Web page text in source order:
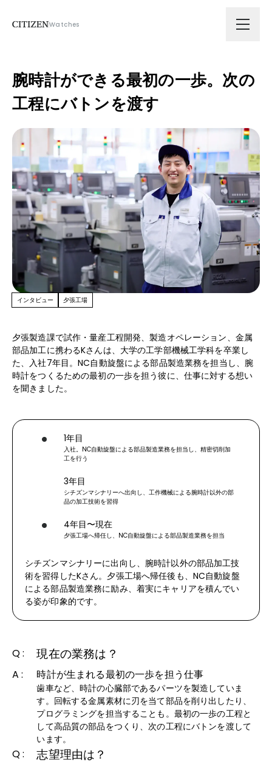
Watches
会社情報
技術ソリューション
拠点
サスティナビリティ
ニュース
採用
ヘルプ
腕時計ができる最初の一歩。次の
工程にバトンを渡す
インタビュー 夕張工場
夕張製造課で試作・量産工程開発、製造オペレーション、金属
部品加工に携わるKさんは、大学の工学部機械工学科を卒業し
た、入社7年目。NC自動旋盤による部品製造業務を担当し、腕
時計をつくるための最初の一歩を担う彼に、仕事に対する想い
を聞きました。
1年目
入社。NC自動旋盤による部品製造業務を担当し、精密切削加
工を行う
3年目
シチズンマシナリーへ出向し、工作機械による腕時計以外の部
品の加工技術を習得
4年目〜現在
夕張工場へ帰任し、NC自動旋盤による部品製造業務を担当
シチズンマシナリーに出向し、腕時計以外の部品加工技
術を習得したKさん。夕張工場へ帰任後も、NC自動旋盤
による部品製造業務に励み、着実にキャリアを積んでい
る姿が印象的です。
Q : 現在の業務は？
A : 時計が生まれる最初の一歩を担う仕事
歯車など、時計の心臓部であるパーツを製造していま
す。回転する金属素材に刃を当て部品を削り出したり、
プログラミングを担当することも。最初の一歩の工程と
して高品質の部品をつくり、次の工程にバトンを渡して
います。
Q : 志望理由は？